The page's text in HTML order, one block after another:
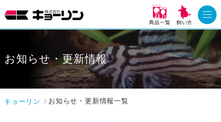
商品一覧 飼い方
お知らせ・更新情報
キョーリン お知らせ・更新情報一覧